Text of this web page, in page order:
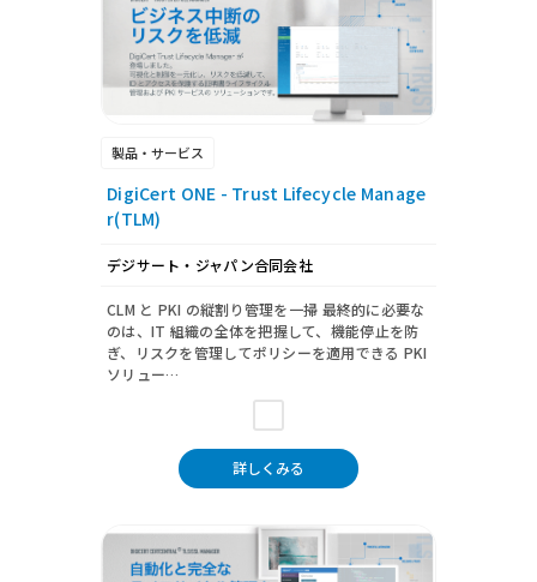
製品・サービス
DigiCert ONE - Trust Lifecycle Manage
r(TLM)
デジサート・ジャパン合同会社
CLM と PKI の縦割り管理を一掃 最終的に必要な
のは、IT 組織の全体を把握して、機能停止を防
ぎ、リスクを管理してポリシーを適用できる PKI
ソリュー…
詳しくみる